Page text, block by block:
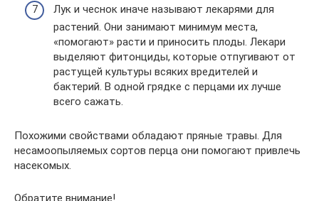
Лук и чеснок иначе называют лекарями для
растений. Они занимают минимум места,
«помогают» расти и приносить плоды. Лекари
выделяют фитонциды, которые отпугивают от
растущей культуры всяких вредителей и
бактерий. В одной грядке с перцами их лучше
всего сажать.
Похожими свойствами обладают пряные травы. Для
несамоопыляемых сортов перца они помогают привлечь
насекомых.
Обратите внимание!